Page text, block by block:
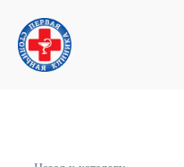
Первая Столичная